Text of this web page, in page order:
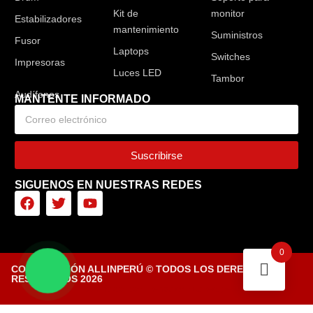
Estabilizadores
Fusor
Impresoras
Kit de
mantenimiento
Laptops
Luces LED
monitor
Suministros
Switches
Tambor
MANTENTE INFORMADO
Suscribirse
SIGUENOS EN NUESTRAS REDES
CORPORACIÓN ALLINPERÚ © TODOS LOS DERECHOS
RESERVADOS 2026
0